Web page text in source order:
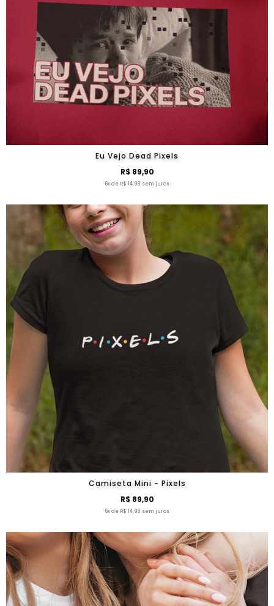
Eu Vejo Dead Pixels
R$ 89,90
6x de R$ 14,98 sem juros
Camiseta Mini - Pixels
R$ 89,90
6x de R$ 14,98 sem juros